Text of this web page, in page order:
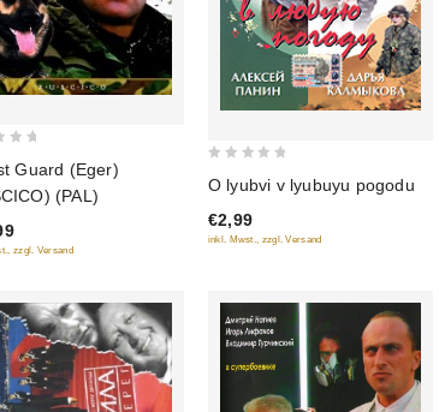
Guard (Eger)
(PAL)
zzgl. Versand
out
of
5
O lyubvi v lyubuyu pogodu
€2,99
inkl. Mwst., zzgl. Versand